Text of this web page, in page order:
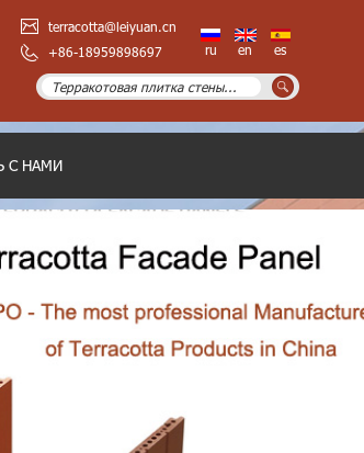
terracotta@leiyuan.cn
+86-18959898697
ru en es
С НАМИ